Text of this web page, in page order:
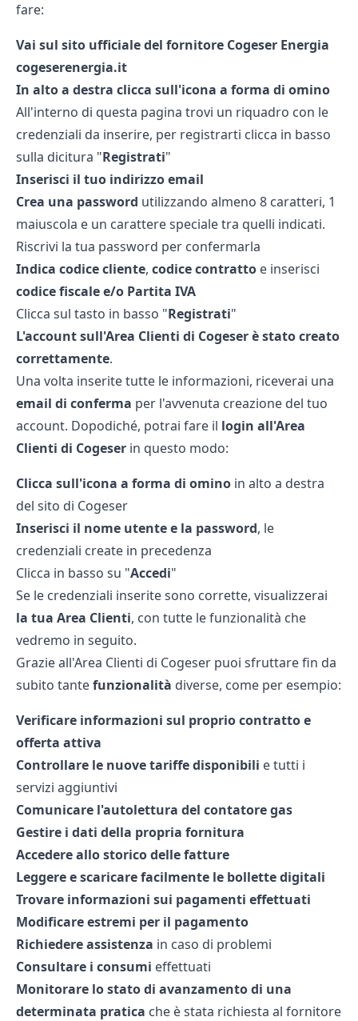
fare:
Vai sul sito ufficiale del fornitore Cogeser Energia
cogeserenergia.it
In alto a destra clicca sull'icona a forma di omino
All'interno di questa pagina trovi un riquadro con le
credenziali da inserire, per registrarti clicca in basso
sulla dicitura "Registrati"
Inserisci il tuo indirizzo email
Crea una password utilizzando almeno 8 caratteri, 1
maiuscola e un carattere speciale tra quelli indicati.
Riscrivi la tua password per confermarla
Indica codice cliente, codice contratto e inserisci
codice fiscale e/o Partita IVA
Clicca sul tasto in basso "Registrati"
L'account sull'Area Clienti di Cogeser è stato creato
correttamente.
Una volta inserite tutte le informazioni, riceverai una
email di conferma per l'avvenuta creazione del tuo
account. Dopodiché, potrai fare il login all'Area
Clienti di Cogeser in questo modo:
Clicca sull'icona a forma di omino in alto a destra
del sito di Cogeser
Inserisci il nome utente e la password, le
credenziali create in precedenza
Clicca in basso su "Accedi"
Se le credenziali inserite sono corrette, visualizzerai
la tua Area Clienti, con tutte le funzionalità che
vedremo in seguito.
Grazie all'Area Clienti di Cogeser puoi sfruttare fin da
subito tantefunzionalità diverse, come per esempio:
Verificare informazioni sul proprio contratto e
offerta attiva
Controllare le nuove tariffe disponibili e tutti i
servizi aggiuntivi
Comunicare l'autolettura del contatore gas
Gestire i dati della propria fornitura
Accedere allo storico delle fatture
Leggere e scaricare facilmente le bollette digitali
Trovare informazioni sui pagamenti effettuati
Modificare estremi per il pagamento
Richiedere assistenza in caso di problemi
Consultare i consumi effettuati
Monitorare lo stato di avanzamento di una
determinata pratica che è stata richiesta al fornitore